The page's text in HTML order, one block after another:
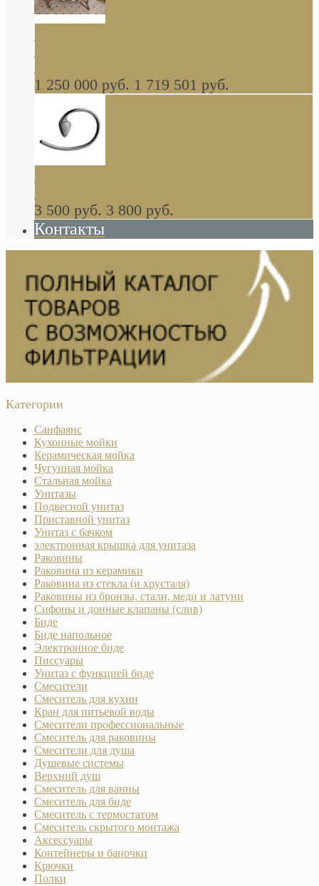
стиле барокко, из массива дерева, светло
коричневый матовый окрас + серебро
1 250 000 руб. 1 719 501 руб.
Khala Colombo аксессуары (серия) В
НАЛИЧИИ
3 500 руб. 3 800 руб.
Контакты
Категории
Санфаянс
Кухонные мойки
Керамическая мойка
Чугунная мойка
Стальная мойка
Унитазы
Подвесной унитаз
Приставной унитаз
Унитаз с бачком
электронная крышка для унитаза
Раковины
Раковина из керамики
Раковина из стекла (и хрусталя)
Раковины из бронзы, стали, меди и латуни
Сифоны и донные клапаны (слив)
Биде
Биде напольное
Электронное биде
Писсуары
Унитаз с функцией биде
Смесители
Смеситель для кухни
Кран для питьевой воды
Смесители профессиональные
Смеситель для раковины
Смесители для душа
Душевые системы
Верхний душ
Смеситель для ванны
Смеситель для биде
Смеситель с термостатом
Смеситель скрытого монтажа
Аксессуары
Контейнеры и баночки
Крючки
Полки